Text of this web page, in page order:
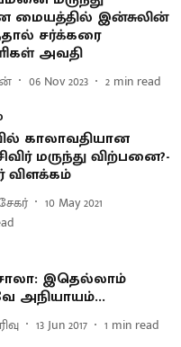
மையத்தில் இன்சுலின்
சர்க்கரை
அவதி
06 Nov 2023 2 min read
காலாவதியான
மருந்து விற்பனை?-
விளக்கம்
10 May 2021
இதெல்லாம்
அநியாயம்...
13 Jun 2017 1 min read